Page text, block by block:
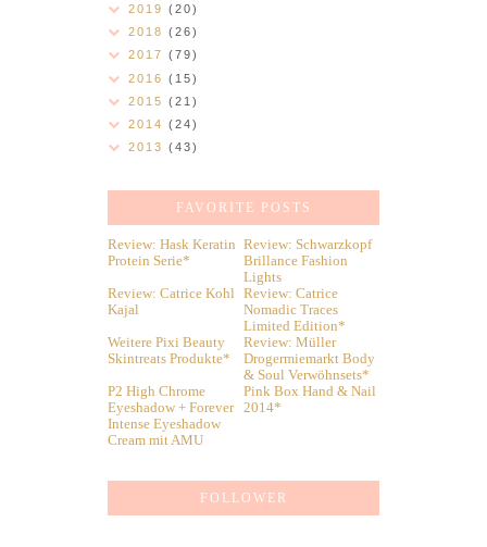
2019 (20)
2018 (26)
2017 (79)
2016 (15)
2015 (21)
2014 (24)
2013 (43)
FAVORITE POSTS
Review: Hask Keratin
Protein Serie*
Review: Schwarzkopf
Brillance Fashion
Lights
Review: Catrice Kohl
Kajal
Review: Catrice
Nomadic Traces
Limited Edition*
Weitere Pixi Beauty
Skintreats Produkte*
Review: Müller
Drogermiemarkt Body
& Soul Verwöhnsets*
P2 High Chrome
Eyeshadow + Forever
Intense Eyeshadow
Cream mit AMU
Pink Box Hand & Nail
2014*
FOLLOWER